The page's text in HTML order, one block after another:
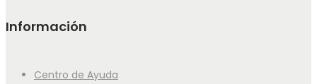
Información
Centro de Ayuda